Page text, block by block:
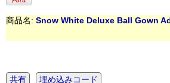
商品名: Snow White Deluxe Ball Gown
共有 埋め込みコード